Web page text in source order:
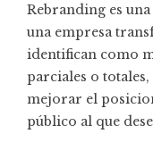
Rebranding es
una empresa
identifican como
parciales o
mejorar el
público al que